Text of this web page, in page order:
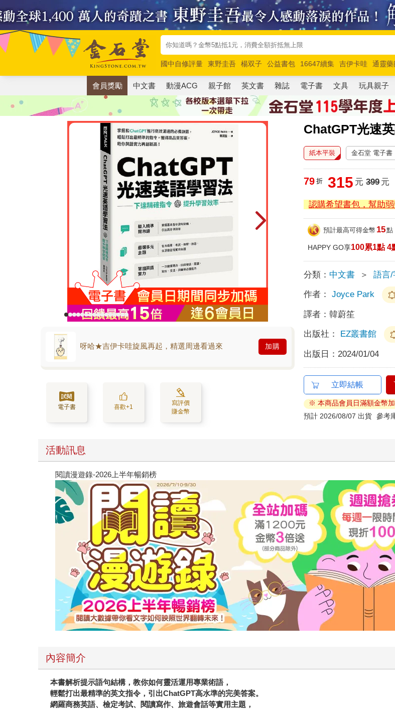
國中自修評量 東野圭吾 楊双子 公益書包 16647續集 吉伊卡哇
通靈藥
唯紅花綻放
奧德賽 路邊攤新作 馬斯克 玩具總動員5 超慢跑
會員獎勵 中文書 動漫ACG 親子館 英文書 雜誌 電子書 文具 玩具親子
ChatGPT光速
呀哈★吉伊卡哇旋風再起，精選周邊看過來 加購
電子書 喜歡+1
寫評價
賺金幣
紙本平裝 金石堂 電子書
79 折 315 元 399元
認購希望書包，幫助
預計最高可得金幣 15點
HAPPY GO享100累1點 4
分類： 中文書 ＞ 語言/
作者： Joyce Park
譯者：韓蔚笙
出版社： EZ叢書館
出版日： 2024/01/04
立即結帳
※ 本商品會員日滿額金幣
預計 2026/08/07 出貨 參考
活動訊息
閱讀漫遊錄-2026上半年暢銷榜
內容簡介
本書解析提示語句結構，教你如何靈活運用專業術語，
輕鬆打出最精準的英文指令，引出ChatGPT高水準的完美答案。
網羅商務英語、檢定考試、閱讀寫作、旅遊會話等實用主題，